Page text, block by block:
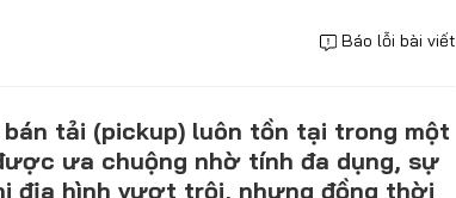
Báo lỗi bài viết
tải (pickup) luôn tồn tại trong một
ưa chuộng nhờ tính đa dụng, sự
địa hình vượt trội, nhưng đồng thời